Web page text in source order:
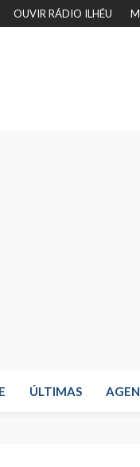
OUVIR RÁDIO ILHÉU
ÚLTIMAS